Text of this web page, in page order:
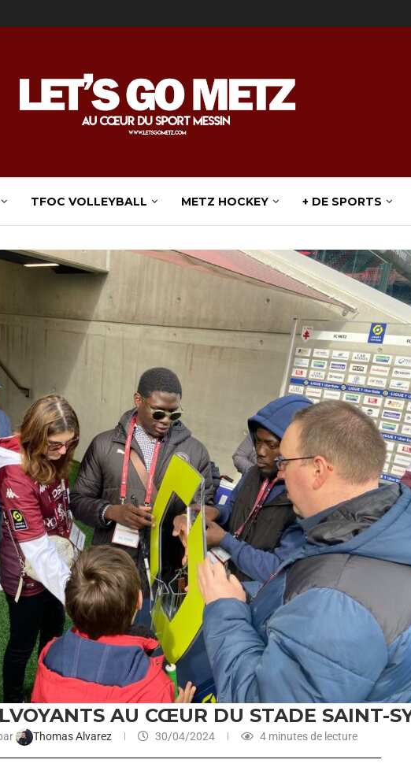
TFOC VOLLEYBALL METZ HOCKEY + DE SPORTS
AU CŒUR DU STADE SAINT-
Thomas Alvarez 30/04/2024 4 minutes de lecture